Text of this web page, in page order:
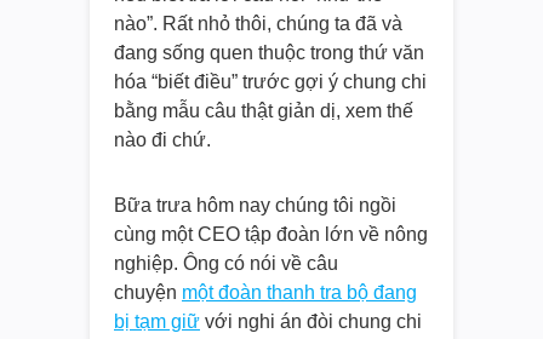
nào”. Rất nhỏ thôi, chúng ta đã và
đang sống quen thuộc trong thứ văn
hóa “biết điều” trước gợi ý chung chi
bằng mẫu câu thật giản dị, xem thế
nào đi chứ.
Bữa trưa hôm nay chúng tôi ngồi
cùng một CEO tập đoàn lớn về nông
nghiệp. Ông có nói về câu
chuyện một đoàn thanh tra bộ đang
bị tạm giữ với nghi án đòi chung chi